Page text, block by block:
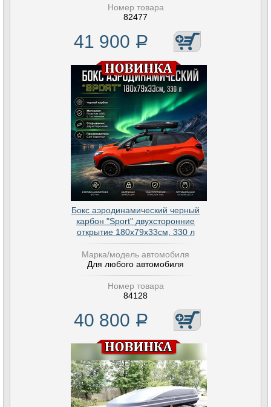
Номер товара
82477
41 900 Р
Бокс аэродинамический черный
карбон "Sport" двухсторонние
открытие 180х79х33см, 330 л
Марка/модель автомобиля
Для любого автомобиля
Номер товара
84128
40 800 Р